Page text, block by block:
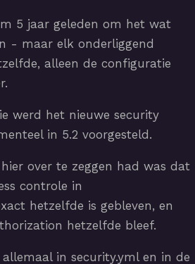
5 jaar geleden om het wat
- maar elk onderliggend
alleen de configuratie
werd het nieuwe security
in 5.2 voorgesteld.
over te zeggen had was dat
controle in
hetzelfde is gebleven, en
hetzelfde bleef.
in security.yml en in de